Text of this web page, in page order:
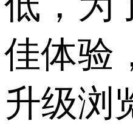
佳体验
升级浏